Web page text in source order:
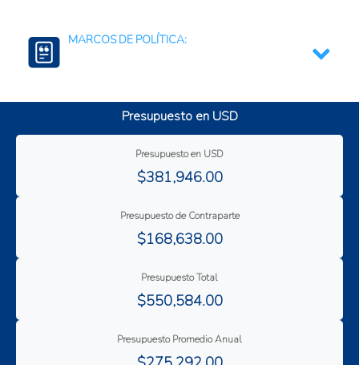
Innovación tecnologica
MARCOS DE POLÍTICA:
contenido máximo de cadmio en los productos
alimenticios
Presupuesto en USD
Presupuesto en USD
$381,946.00
Presupuesto de Contraparte
$168,638.00
Presupuesto Total
$550,584.00
Presupuesto Promedio Anual